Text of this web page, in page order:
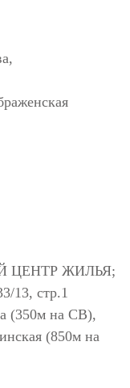
ЦЕНТР ЖИЛЬЯ;
13, стр.1
(350м на СВ),
(850м на